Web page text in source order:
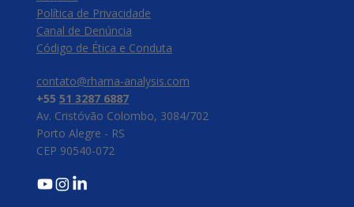
contato@rhama-analysis.com
+55 51 3287 6887
Av. Cristóvão Colombo, 3084/702
Porto Alegre - RS
CEP 90540-072
Política de Privacidade
Canal de Denúncia
​Código de Ética e Conduta